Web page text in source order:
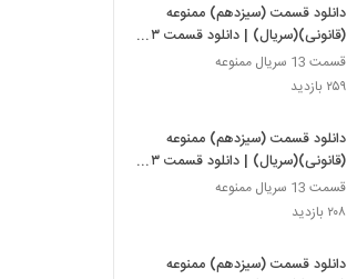
دانلود قسمت (سیزدهم) ممنوعه
(قانونی)(سریال) | دانلود قسمت ١٣
ممنوعه دانلود ممنوعه قسمت 13
قسمت 13 سریال ممنوعه
۲۵۹ بازدید
دانلود قسمت (سیزدهم) ممنوعه
(قانونی)(سریال) | دانلود قسمت ١٣
ممنوعه - قسمت سیزدهم
قسمت 13 سریال ممنوعه
۲۰۸ بازدید
دانلود قسمت (سیزدهم) ممنوعه